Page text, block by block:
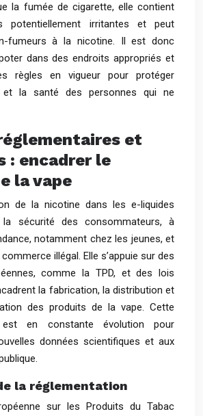
la fumée de cigarette, elle contient
potentiellement irritantes et peut
fumeurs à la nicotine. Il est donc
dans des endroits appropriés et
règles en vigueur pour protéger
et la santé des personnes qui ne
et
: encadrer le
la vape
de la nicotine dans les e-liquides
sécurité des consommateurs, à
notamment chez les jeunes, et
illégal. Elle s’appuie sur des
comme la TPD, et des lois
la fabrication, la distribution et
des produits de la vape. Cette
est en constante évolution pour
données scientifiques et aux
la réglementation
sur les Produits du Tabac